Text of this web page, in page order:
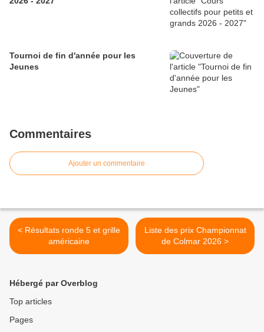
Tournoi de fin d'année pour les
Jeunes
Commentaires
Ajouter un commentaire
< Résultats ronde 5 et grille
américaine
Liste des prix Championnat
de Colmar 2026 >
Hébergé par Overblog
Top articles
Pages